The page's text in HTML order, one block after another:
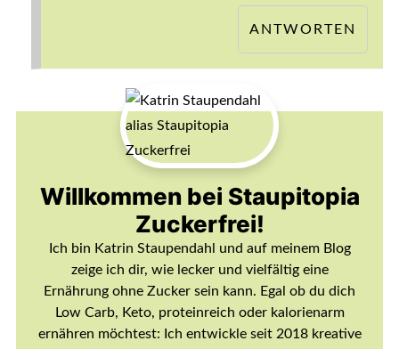
ANTWORTEN
Willkommen bei Staupitopia
Zuckerfrei!
Ich bin Katrin Staupendahl und auf meinem Blog
zeige ich dir, wie lecker und vielfältig eine
Ernährung ohne Zucker sein kann. Egal ob du dich
Low Carb, Keto, proteinreich oder kalorienarm
ernähren möchtest: Ich entwickle seit 2018 kreative